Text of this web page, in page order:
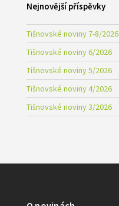
Nejnovější příspěvky
Tišnovské noviny 7-8/2026
Tišnovské noviny 6/2026
Tišnovské noviny 5/2026
Tišnovské noviny 4/2026
Tišnovské noviny 3/2026